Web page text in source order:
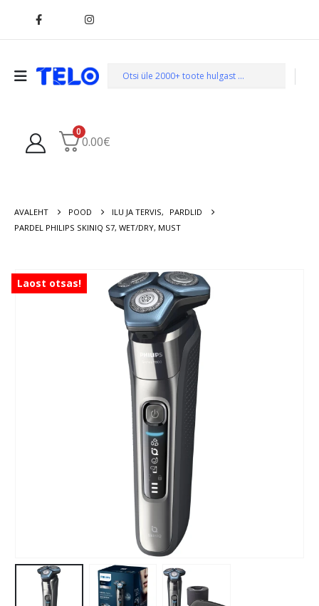
0
0.00€
AVALEHT POOD ILU JA TERVIS,
PARDLID
PARDEL PHILIPS SKINIQ S7, WET/DRY, MUST
Laost otsas!